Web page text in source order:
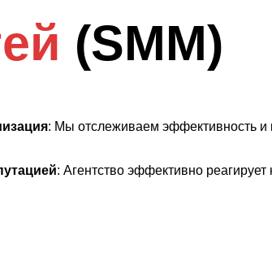
(SMM)
: Мы отслеживаем эффективность и
: Агентство эффективно